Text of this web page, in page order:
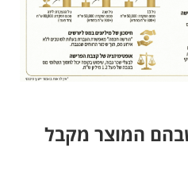
המוצר מקבל